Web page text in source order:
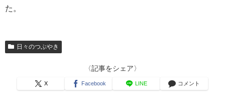
た。
日々のつぶやき
〈記事をシェア〉
X Facebook LINE コメント